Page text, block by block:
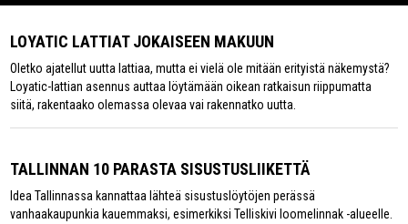
LOYATIC LATTIAT JOKAISEEN MAKUUN
Oletko ajatellut uutta lattiaa, mutta ei vielä ole mitään erityistä näkemystä?
Loyatic-lattian asennus auttaa löytämään oikean ratkaisun riippumatta
siitä, rakentaako olemassa olevaa vai rakennatko uutta.
TALLINNAN 10 PARASTA SISUSTUSLIIKETTÄ
Idea Tallinnassa kannattaa lähteä sisustuslöytöjen perässä
vanhaakaupunkia kauemmaksi, esimerkiksi Telliskivi loomelinnak -alueelle.